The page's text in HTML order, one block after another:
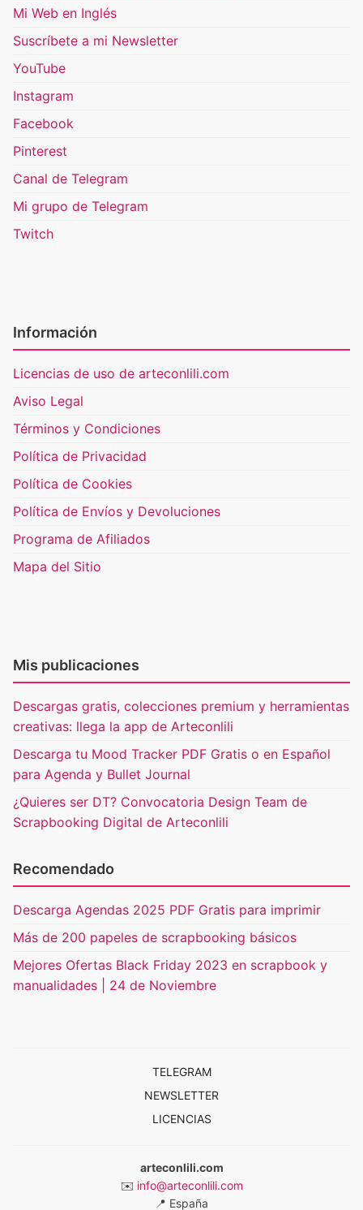
Mi Web en Inglés
Suscríbete a mi Newsletter
YouTube
Instagram
Facebook
Pinterest
Canal de Telegram
Mi grupo de Telegram
Twitch
Información
Licencias de uso de arteconlili.com
Aviso Legal
Términos y Condiciones
Política de Privacidad
Política de Cookies
Política de Envíos y Devoluciones
Programa de Afiliados
Mapa del Sitio
Mis publicaciones
Descargas gratis, colecciones premium y herramientas
creativas: llega la app de Arteconlili
Descarga tu Mood Tracker PDF Gratis o en Español
para Agenda y Bullet Journal
¿Quieres ser DT? Convocatoria Design Team de
Scrapbooking Digital de Arteconlili
Recomendado
Descarga Agendas 2025 PDF Gratis para imprimir
Más de 200 papeles de scrapbooking básicos
Mejores Ofertas Black Friday 2023 en scrapbook y
manualidades | 24 de Noviembre
TELEGRAM
NEWSLETTER
LICENCIAS
arteconlili.com
✉️ info@arteconlili.com
📍 España